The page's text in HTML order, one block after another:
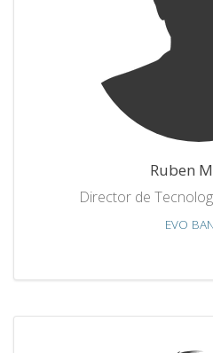
Ruben
Director de
EVO